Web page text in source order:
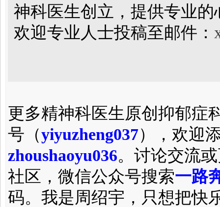
神科医生创立，提供专业
欢迎专业人士投稿至邮件：
更多精神科医生原创抑郁症
号（yiyuzheng037），欢迎
zhoushaoyu036。讨论交流
社区，微信公众号搜索一路
码。我是周绍宇，只想把快